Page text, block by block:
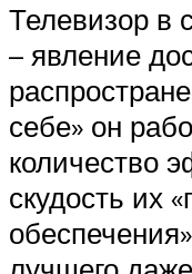
Телевизор в
– явление
себе» он
количество
скудость их